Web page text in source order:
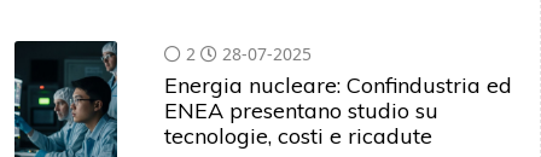
2 28-07-2025
Energia nucleare: Confindustria ed
ENEA presentano studio su
tecnologie, costi e ricadute